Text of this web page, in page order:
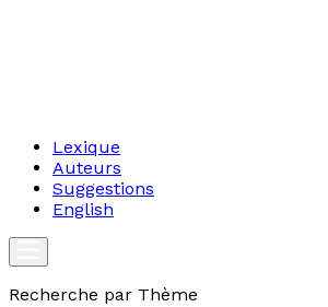
Lexique
Auteurs
Suggestions
English
Recherche par Thème